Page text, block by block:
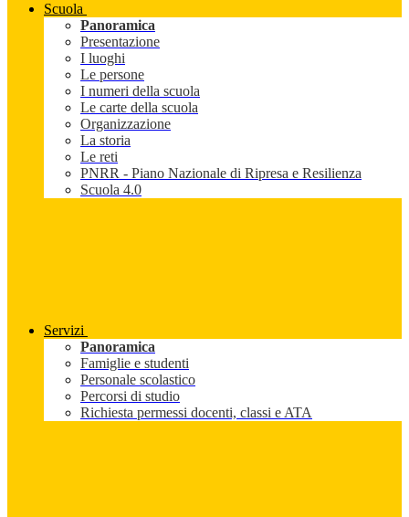
Scuola
Panoramica
Presentazione
I luoghi
Le persone
I numeri della scuola
Le carte della scuola
Organizzazione
La storia
Le reti
PNRR - Piano Nazionale di Ripresa e Resilienza
Scuola 4.0
Servizi
Panoramica
Famiglie e studenti
Personale scolastico
Percorsi di studio
Richiesta permessi docenti, classi e ATA